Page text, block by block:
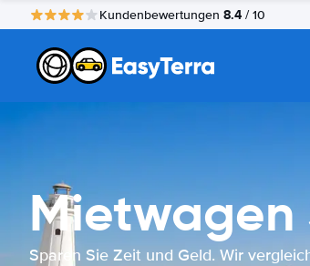
Kundenbewertungen 8.4 / 10
Mietwagen
Sparen Sie Zeit und Geld. Wir